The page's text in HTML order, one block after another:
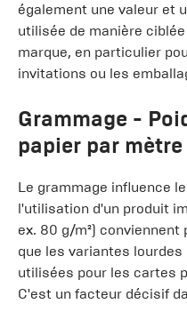
également une valeur et
utilisée de manière
marque, en particulier
invitations ou les
Grammage -
papier par mètre
Le grammage influence
l'utilisation d'un produit
ex. 80 g/m²)
que les variantes lourdes
utilisées pour les cartes
C'est un facteur décisif